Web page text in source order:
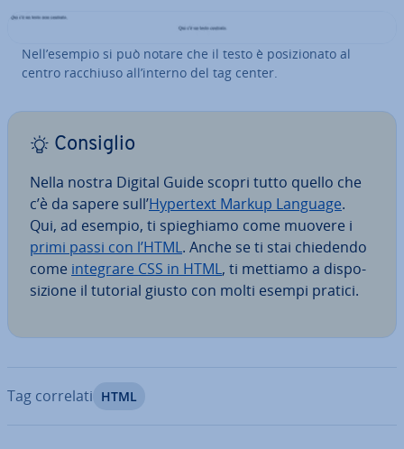
Nell’esempio si può notare che il testo è po­si­zio­na­to al
centro racchiuso all’interno del tag center.
Consiglio
Nella nostra Digital Guide scopri tutto quello che
c’è da sapere sull’Hypertext Markup Language.
Qui, ad esempio, ti spie­ghia­mo come muovere i
primi passi con l’HTML. Anche se ti stai chiedendo
come integrare CSS in HTML, ti mettiamo a di­spo­
si­zio­ne il tutorial giusto con molti esempi pratici.
Tag correlati HTML